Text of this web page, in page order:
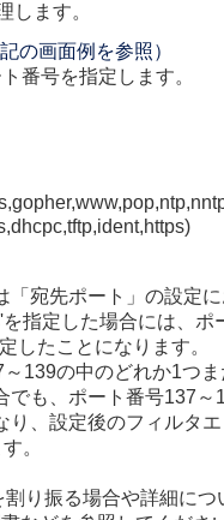
します。
の画面例を参照）
番号を指定します。
「宛先ポート」の設定
指定した場合には、ポ
したことになります。
139の中のどれか1つ
でも、ポート番号137～
り、設定後のフィルタ
。
割り振る場合や詳細につ